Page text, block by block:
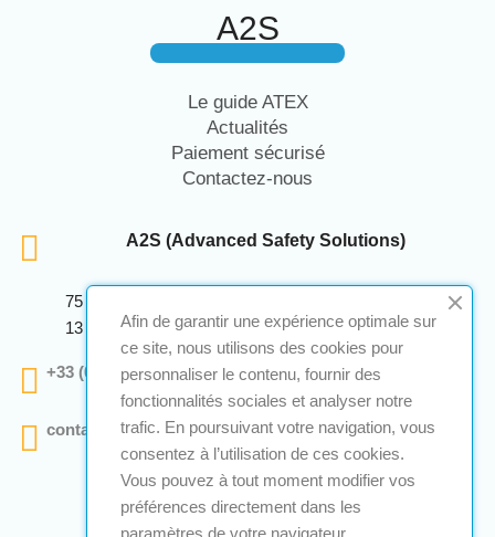
A2S
Le guide ATEX
Actualités
Paiement sécurisé
Contactez-nous
A2S (Advanced Safety Solutions)
75 Avenue Marcellin Berthelot Anthelios Bâtiment E
13 290 Aix En Provence
+33 (0)4 12 28 00 69
contact@a2s-atex.com
Afin de garantir une expérience optimale sur
ce site, nous utilisons des cookies pour
personnaliser le contenu, fournir des
fonctionnalités sociales et analyser notre
trafic. En poursuivant votre navigation, vous
consentez à l’utilisation de ces cookies.
Vous pouvez à tout moment modifier vos
préférences directement dans les
paramètres de votre navigateur.